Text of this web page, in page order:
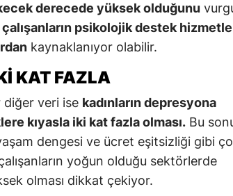
derecede yüksek olduğunu
çalışanların psikolojik destek
kaynaklanıyor olabilir.
KAT FAZLA
diğer veri ise kadınların depresyona
kıyasla iki kat fazla olması. Bu
dengesi ve ücret eşitsizliği gibi
yoğun olduğu sektörlerde
olması dikkat çekiyor.